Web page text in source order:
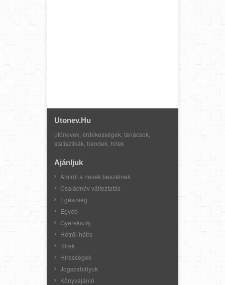
Utonev.hu
utónevek, érdekességek, tanácsok,
statisztikák, trendek, hírek
Ajánljuk
Amiről a nevek beszélnek
Családnév változtatás
Egészség
Egyéb
Gyerekszáj
Hétről-hétre
Hírek
Hírességek
Jogszabályok
Könyvajánló